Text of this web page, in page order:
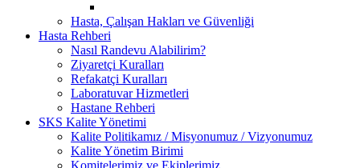
Hasta, Çalışan Hakları ve Güvenliği
Hasta Rehberi
Nasıl Randevu Alabilirim?
Ziyaretçi Kuralları
Refakatçi Kuralları
Laboratuvar Hizmetleri
Hastane Rehberi
SKS Kalite Yönetimi
Kalite Politikamız / Misyonumuz / Vizyonumuz
Kalite Yönetim Birimi
Komitelerimiz ve Ekiplerimiz